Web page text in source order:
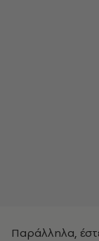
Παράλληλα,